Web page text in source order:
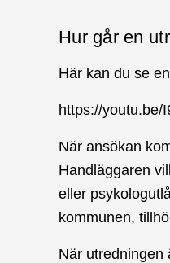
Hur går en
Här kan du se
https://youtu.be/
När ansökan
Handläggaren
eller
kommunen,
När utredningen